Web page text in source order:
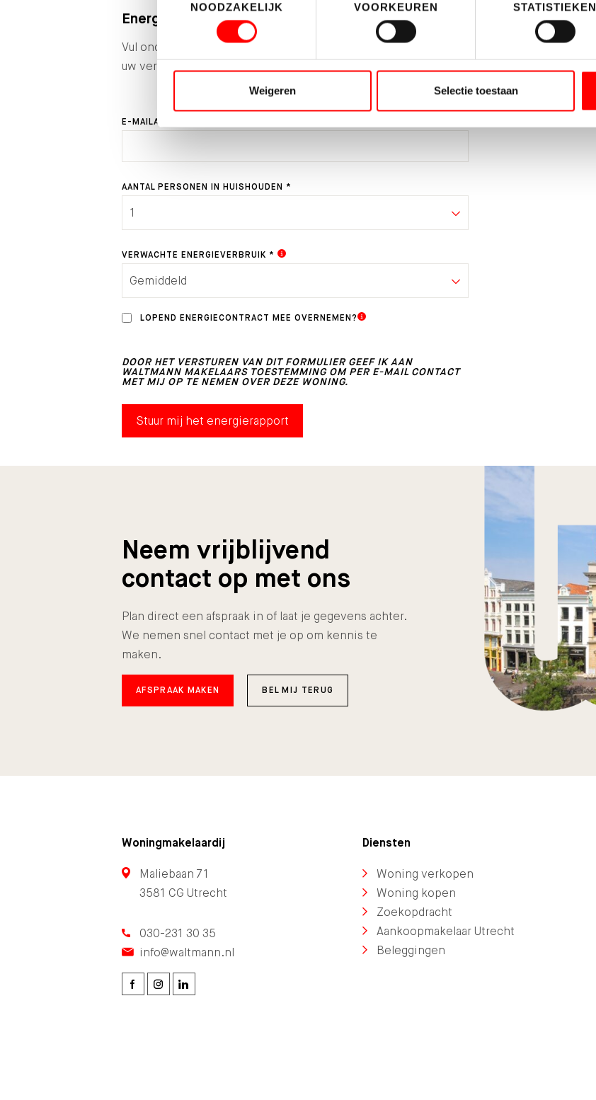
NOODZAKELIJK
VOORKEUREN STATISTIEKEN
Weigeren Selectie toestaan
Energieverbruik en verduurzamingstips
Vul onderstaande velden in en ontvang het rapport met daarin
uw verwachte energieverbruik en verduurzamingstips op maat.
E-MAILADRES *
AANTAL PERSONEN IN HUISHOUDEN *
VERWACHTE ENERGIEVERBRUIK *
LOPEND ENERGIECONTRACT MEE OVERNEMEN?
DOOR HET VERSTUREN VAN DIT FORMULIER GEEF IK AAN
WALTMANN MAKELAARS TOESTEMMING OM PER E-MAIL CONTACT
MET MIJ OP TE NEMEN OVER DEZE WONING.
Neem vrijblijvend
contact op met ons
Plan direct een afspraak in of laat je gegevens achter.
We nemen snel contact met je op om kennis te
maken.
AFSPRAAK MAKEN BEL MIJ TERUG
Woningmakelaardij
Maliebaan 71
3581 CG Utrecht
030-231 30 35
info@waltmann.nl
Diensten
Woning verkopen
Woning kopen
Zoekopdracht
Aankoopmakelaar Utrecht
Beleggingen